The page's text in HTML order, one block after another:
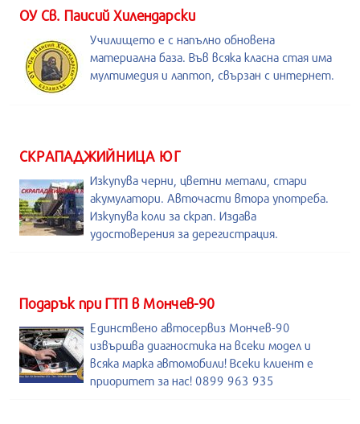
ОУ Св. Паисий Хилендарски
Училището е с напълно обновена
материална база. Във всяка класна стая има
мултимедия и лаптоп, свързан с интернет.
СКРАПАДЖИЙНИЦА ЮГ
Изкупува черни, цветни метали, стари
акумулатори. Авточасти втора употреба.
Изкупува коли за скрап. Издава
удостоверения за дерегистрация.
Подарък при ГТП в Мончев-90
Единствено автосервиз Мончев-90
извършва диагностика на всеки модел и
всяка марка автомобили! Всеки клиент е
приоритет за нас! 0899 963 935